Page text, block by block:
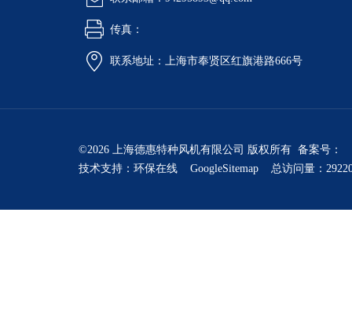
传真：
联系地址：上海市奉贤区红旗港路666号
©2026 上海德惠特种风机有限公司 版权所有 备案号：
技术支持： 环保在线 GoogleSitemap 总访问量：